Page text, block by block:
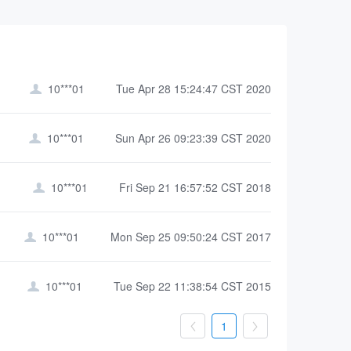
 10***01 Tue Apr 28 15:24:47 CST 2020
 10***01 Sun Apr 26 09:23:39 CST 2020
 10***01 Fri Sep 21 16:57:52 CST 2018
 10***01 Mon Sep 25 09:50:24 CST 2017
 10***01 Tue Sep 22 11:38:54 CST 2015
 1 